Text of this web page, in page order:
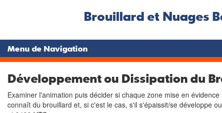
Brouillard et Nuages
Menu de Navigation
Développement ou Dissipation du
Examiner l'animation puis décider si chaque zone mise en
connaît du brouillard et, si c'est le cas, s'il s'épaissit/se développe